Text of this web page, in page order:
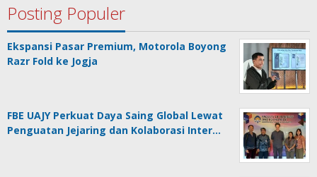
Posting Populer
Ekspansi Pasar Premium, Motorola Boyong
Razr Fold ke Jogja
FBE UAJY Perkuat Daya Saing Global Lewat
Penguatan Jejaring dan Kolaborasi Inter…